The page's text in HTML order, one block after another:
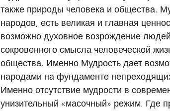
также природы человека и общества.
народов, есть великая и главная
возможно духовное возрождение
сокровенного смысла человеческой
общества. Именно Мудрость дает
народами на фундаменте
Именно отсутствие мудрости в
унизительный «масочный» режим. Где